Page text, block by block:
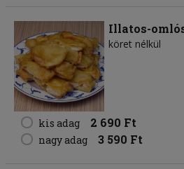
Illatos-
köret nélkül
kis adag 2 690 Ft
nagy adag 3 590 Ft